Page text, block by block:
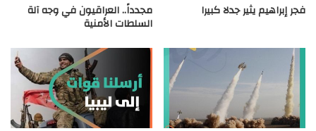
فجر إبراهيم يثير جدلا كبيرا مجدداً.. العراقيون في وجه آلة
السلطات الأمنية